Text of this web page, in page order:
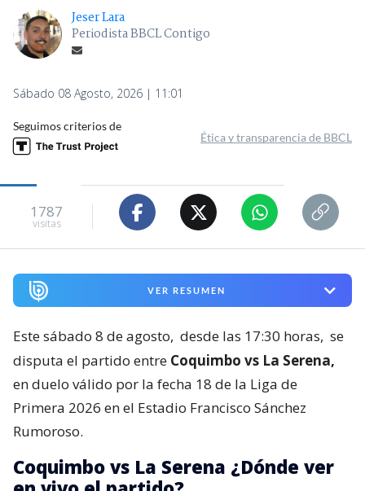
Jeser Lara
Periodista BBCL Contigo
Sábado 08 Agosto, 2026 | 11:01
Seguimos criterios de
Ética y transparencia de BBCL
1787
visitas
VER RESUMEN
Este sábado 8 de agosto, desde las 17:30 horas, se
disputa el partido entre Coquimbo vs La Serena,
en duelo válido por la fecha 18 de la Liga de
Primera 2026 en el Estadio Francisco Sánchez
Rumoroso.
Coquimbo vs La Serena ¿Dónde ver